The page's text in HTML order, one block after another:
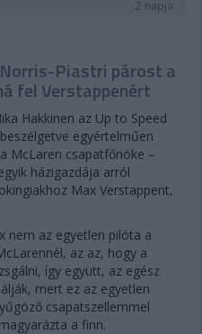
2 napja
Piastri párost a
fel Verstappenért
Hakkinen az Up to Speed
egyértelműen
McLaren csapatfőnöke –
házigazdája arról
Max Verstappent,
nem az egyetlen pilóta a
az az, hogy a
így együtt, az egész
mert ez az egyetlen
csapatszellemmel
a finn.